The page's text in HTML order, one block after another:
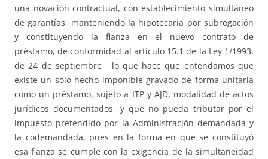
una novación contractual, con establecimiento simultáneo
de garantías, manteniendo la hipotecaria por subrogación
y constituyendo la fianza en el nuevo contrato de
préstamo, de conformidad al artículo 15.1 de la Ley 1/1993,
de 24 de septiembre , lo que hace que entendamos que
existe un solo hecho imponible gravado de forma unitaria
como un préstamo, sujeto a ITP y AJD, modalidad de actos
jurídicos documentados, y que no pueda tributar por el
impuesto pretendido por la Administración demandada y
la codemandada, pues en la forma en que se constituyó
esa fianza se cumple con la exigencia de la simultaneidad